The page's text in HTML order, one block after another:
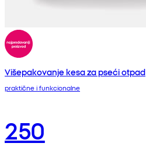
Višepakovanje kesa za pseći otpad
praktične i funkcionalne
250